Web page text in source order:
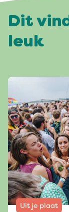
Dit
leuk
Uit je plaat